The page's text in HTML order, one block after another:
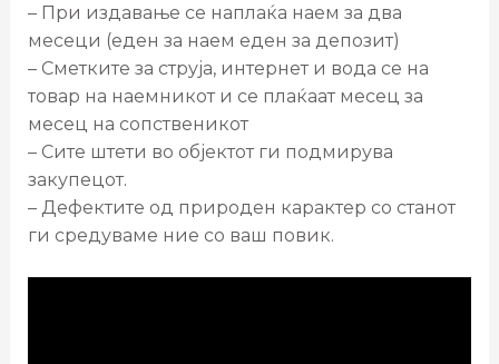
– При издавање се наплаќа наем за два
месеци (еден за наем еден за депозит)
– Сметките за струја, интернет и вода се на
товар на наемникот и се плаќаат месец за
месец на сопственикот
– Сите штети во објектот ги подмирува
закупецот.
– Дефектите од природен карактер со станот
ги средуваме ние со ваш повик.